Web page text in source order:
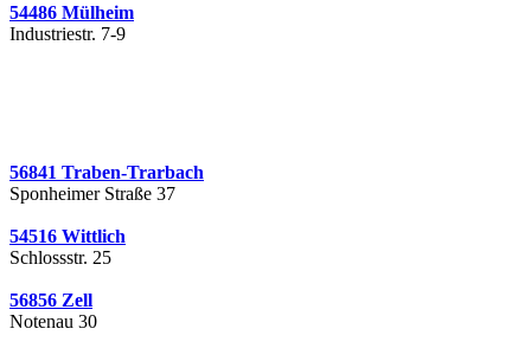
54486 Mülheim
Industriestr. 7-9
56841 Traben-Trarbach
Sponheimer Straße 37
54516 Wittlich
Schlossstr. 25
56856 Zell
Notenau 30